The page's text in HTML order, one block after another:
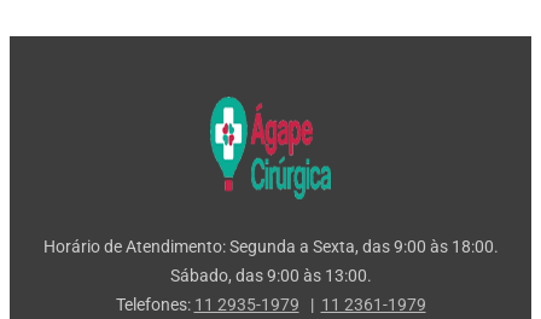
Horário de Atendimento: Segunda a Sexta, das 9:00 às 18:00.
Sábado, das 9:00 às 13:00.
Telefones: 11 2935-1979 | 11 2361-1979